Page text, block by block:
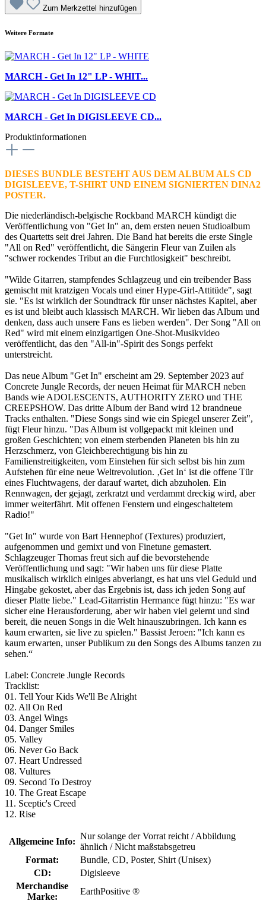
Zum Merkzettel hinzufügen
Weitere Formate
MARCH - Get In 12" LP - WHIT...
MARCH - Get In DIGISLEEVE CD...
Produktinformationen
DIESES BUNDLE BESTEHT AUS DEM ALBUM ALS CD
DIGISLEEVE, T-SHIRT UND EINEM SIGNIERTEN DINA2
POSTER.
Die niederländisch-belgische Rockband MARCH kündigt die
Veröffentlichung von "Get In" an, dem ersten neuen Studioalbum
des Quartetts seit drei Jahren. Die Band hat bereits die erste Single
"All on Red" veröffentlicht, die Sängerin Fleur van Zuilen als
"schwer rockendes Tribut an die Furchtlosigkeit" beschreibt.
"Wilde Gitarren, stampfendes Schlagzeug und ein treibender Bass
gemischt mit kratzigen Vocals und einer Hype-Girl-Attitüde", sagt
sie. "Es ist wirklich der Soundtrack für unser nächstes Kapitel, aber
es ist und bleibt auch klassisch MARCH. Wir lieben das Album und
denken, dass auch unsere Fans es lieben werden". Der Song "All on
Red" wird mit einem einzigartigen One-Shot-Musikvideo
veröffentlicht, das den "All-in"-Spirit des Songs perfekt
unterstreicht.
Das neue Album "Get In" erscheint am 29. September 2023 auf
Concrete Jungle Records, der neuen Heimat für MARCH neben
Bands wie ADOLESCENTS, AUTHORITY ZERO und THE
CREEPSHOW. Das dritte Album der Band wird 12 brandneue
Tracks enthalten. "Diese Songs sind wie ein Spiegel unserer Zeit",
fügt Fleur hinzu. "Das Album ist vollgepackt mit kleinen und
großen Geschichten; von einem sterbenden Planeten bis hin zu
Herzschmerz, von Gleichberechtigung bis hin zu
Familienstreitigkeiten, vom Einstehen für sich selbst bis hin zum
Aufstehen für eine neue Weltrevolution. ‚Get In‘ ist die offene Tür
eines Fluchtwagens, der darauf wartet, dich abzuholen. Ein
Rennwagen, der gejagt, zerkratzt und verdammt dreckig wird, aber
immer weiterfährt. Mit offenen Fenstern und eingeschaltetem
Radio!"
"Get In" wurde von Bart Hennephof (Textures) produziert,
aufgenommen und gemixt und von Finetune gemastert.
Schlagzeuger Thomas freut sich auf die bevorstehende
Veröffentlichung und sagt: "Wir haben uns für diese Platte
musikalisch wirklich einiges abverlangt, es hat uns viel Geduld und
Hingabe gekostet, aber das Ergebnis ist, dass ich jeden Song auf
dieser Platte liebe." Lead-Gitarristin Hermance fügt hinzu: "Es war
sicher eine Herausforderung, aber wir haben viel gelernt und sind
bereit, die neuen Songs in die Welt hinauszubringen. Ich kann es
kaum erwarten, sie live zu spielen." Bassist Jeroen: "Ich kann es
kaum erwarten, unser Publikum zu den Songs des Albums tanzen zu
sehen.“
Label: Concrete Jungle Records
Tracklist:
01. Tell Your Kids We'll Be Alright
02. All On Red
03. Angel Wings
04. Danger Smiles
05. Valley
06. Never Go Back
07. Heart Undressed
08. Vultures
09. Second To Destroy
10. The Great Escape
11. Sceptic's Creed
12. Rise
Allgemeine Info:
Nur solange der Vorrat reicht / Abbildung
ähnlich / Nicht maßstabsgetreu
Format:
Bundle, CD, Poster, Shirt (Unisex)
CD:
Digisleeve
Merchandise
Marke:
EarthPositive ®